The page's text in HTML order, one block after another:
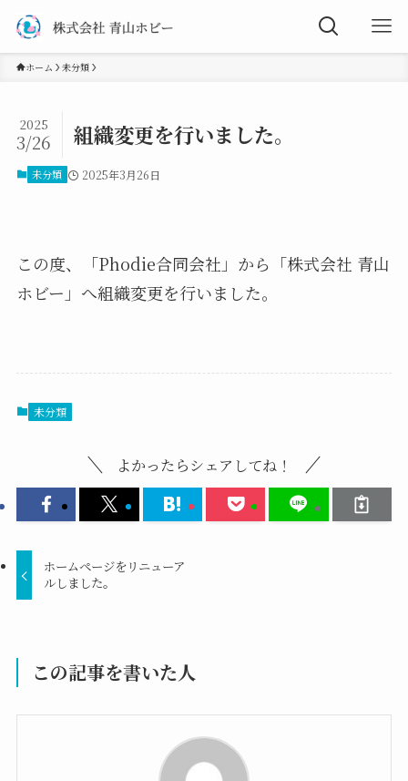
ホーム 未分類
組織変更を行いました。
2025
3/26
未分類 2025年3月26日
この度、「Phodie合同会社」から「株式会社 青山
ホビー」へ組織変更を行いました。
未分類
よかったらシェアしてね！
ホームページをリニューア
ルしました。
この記事を書いた人